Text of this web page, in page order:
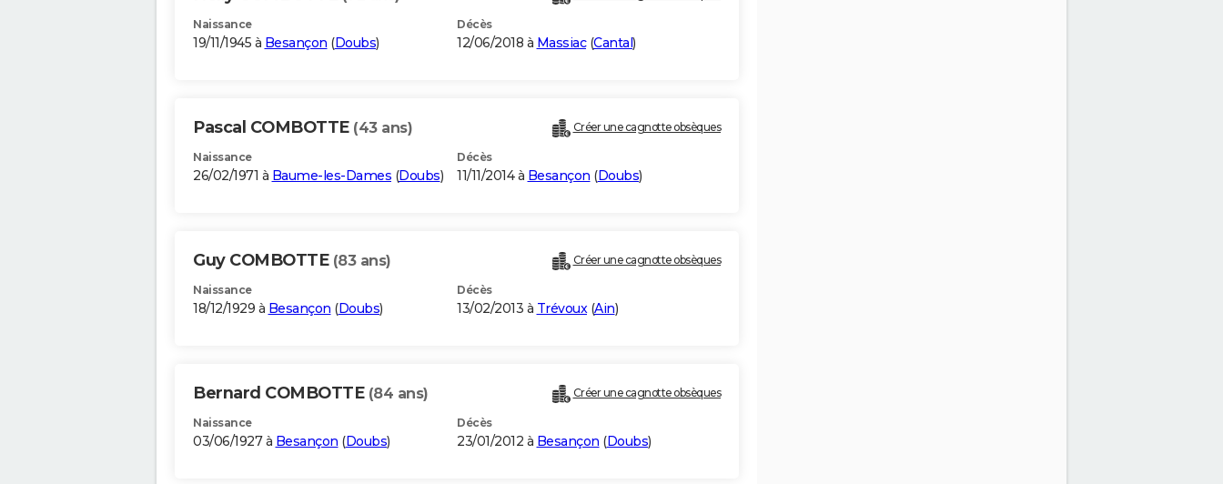
Naissance
19/11/1945 à Besançon (Doubs)
Décès
12/06/2018 à Massiac(Cantal)
Pascal COMBOTTE (43 ans) Créer une cagnotte obsèques
Naissance
26/02/1971 à Baume-les-Dames (Doubs)
Décès
11/11/2014 à Besançon (Doubs)
Guy COMBOTTE (83 ans) Créer une cagnotte obsèques
Naissance
18/12/1929 à Besançon (Doubs)
Décès
13/02/2013 à Trévoux(Ain)
Bernard COMBOTTE (84 ans) Créer une cagnotte obsèques
Naissance
03/06/1927 à Besançon (Doubs)
Décès
23/01/2012 à Besançon (Doubs)